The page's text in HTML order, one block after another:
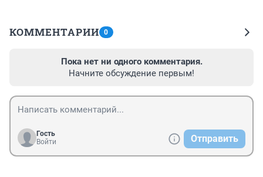
КОММЕНТАРИИ 0
Пока нет ни одного комментария.
Начните обсуждение первым!
Гость
Войти
Отправить